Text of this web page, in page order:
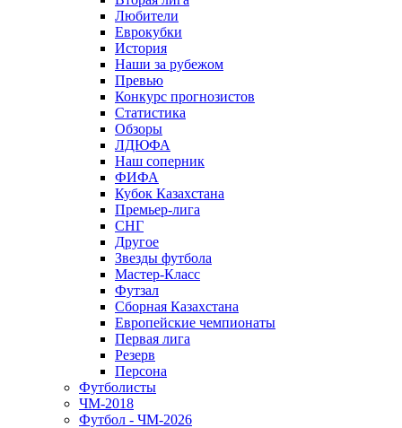
Любители
Еврокубки
История
Наши за рубежом
Превью
Конкурс прогнозистов
Статистика
Обзоры
ЛДЮФА
Наш соперник
ФИФА
Кубок Казахстана
Премьер-лига
СНГ
Другое
Звезды футбола
Мастер-Класс
Футзал
Сборная Казахстана
Европейские чемпионаты
Первая лига
Резерв
Персона
Футболисты
ЧМ-2018
Футбол - ЧМ-2026